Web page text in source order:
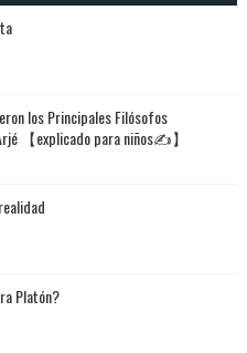
los Principales Filósofos
【explicado para niños✍】
Platón?